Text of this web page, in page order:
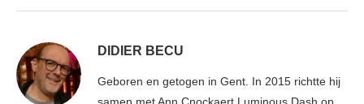
DIDIER BECU
Geboren en getogen in Gent. In 2015 richtte hij